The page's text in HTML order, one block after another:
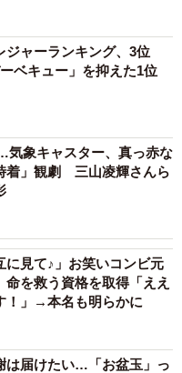
】
ジャーランキング、3位
ベキュー」を抑えた1位
気象キャスター、真っ赤な
着」観劇 三山凌輝さんら
に見て♪」お笑いコンビ元
を救う資格を取得「ええ
！」→本名も明らかに
は届けたい…「お盆玉」っ